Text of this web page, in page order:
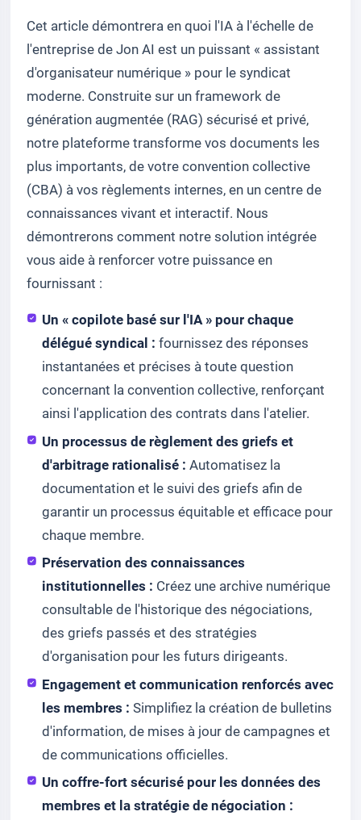
Cet article démontrera en quoi l'IA à l'échelle de
l'entreprise de Jon AI est un puissant « assistant
d'organisateur numérique » pour le syndicat
moderne. Construite sur un framework de
génération augmentée (RAG) sécurisé et privé,
notre plateforme transforme vos documents les
plus importants, de votre convention collective
(CBA) à vos règlements internes, en un centre de
connaissances vivant et interactif. Nous
démontrerons comment notre solution intégrée
vous aide à renforcer votre puissance en
fournissant :
Un « copilote basé sur l'IA » pour chaque
délégué syndical : fournissez des réponses
instantanées et précises à toute question
concernant la convention collective, renforçant
ainsi l'application des contrats dans l'atelier.
Un processus de règlement des griefs et
d'arbitrage rationalisé : Automatisez la
documentation et le suivi des griefs afin de
garantir un processus équitable et efficace pour
chaque membre.
Préservation des connaissances
institutionnelles : Créez une archive numérique
consultable de l'historique des négociations,
des griefs passés et des stratégies
d'organisation pour les futurs dirigeants.
Engagement et communication renforcés avec
les membres : Simplifiez la création de bulletins
d'information, de mises à jour de campagnes et
de communications officielles.
Un coffre-fort sécurisé pour les données des
membres et la stratégie de négociation :